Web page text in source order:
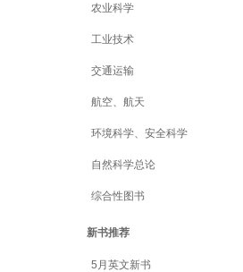
农业科学
工业技术
交通运输
航空、航天
环境科学、安全科学
自然科学总论
综合性图书
新书推荐
5月英文新书